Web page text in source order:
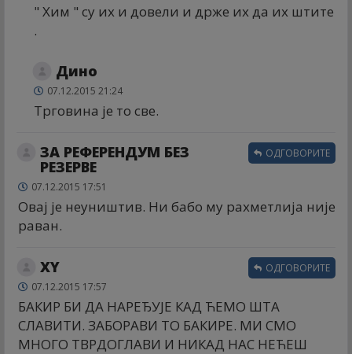
" Хим " су их и довели и држе их да их штите
.
Дино
07.12.2015 21:24
Трговина је то све.
ЗА РЕФЕРЕНДУМ БЕЗ
РЕЗЕРВЕ
07.12.2015 17:51
Овај је неуништив. Ни бабо му рахметлија није
раван.
ОДГОВОРИТЕ
XY
07.12.2015 17:57
БАКИР БИ ДА НАРЕЂУЈЕ КАД ЋЕМО ШТА
СЛАВИТИ. ЗАБОРАВИ ТО БАКИРЕ. МИ СМО
МНОГО ТВРДОГЛАВИ И НИКАД НАС НЕЋЕШ
ОДГОВОРИТЕ